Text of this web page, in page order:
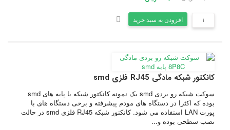
افزودن به سبد خرید
کانکتور شبکه مادگی RJ45 فلزی smd
سوکت شبکه رو بردی smd یک نمونه کانکتور شبکه با پایه های smd
بوده که اکثرا در دستگاه های مودم پیشرفته و برخی دستگاه های با
پورت LAN استفاده می شود. کانکتور شبکه RJ45 فلزی smd در حالت
تصب سطحی بوده و...